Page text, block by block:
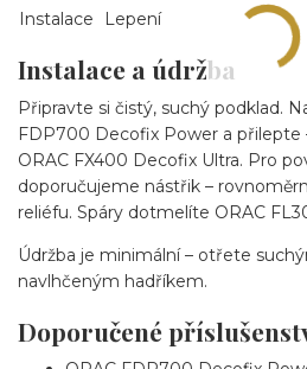
Instalace
Lepení
Instalace a údržba
Připravte si čistý, suchý podklad.
FDP700 Decofix Power a přilepte
ORAC FX400 Decofix Ultra. Pro
doporučujeme nástřik –
reliéfu. Spáry dotmelíte ORAC
Údržba je minimální – otřete
navlhčeným hadříkem.
Doporučené